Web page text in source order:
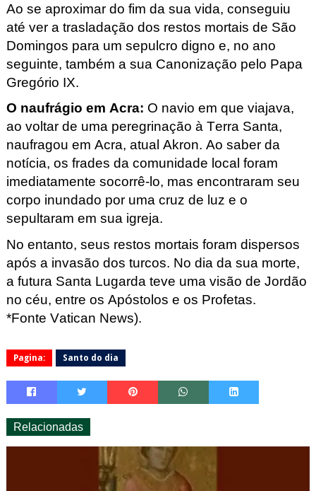
Ao se aproximar do fim da sua vida, conseguiu
até ver a trasladação dos restos mortais de São
Domingos para um sepulcro digno e, no ano
seguinte, também a sua Canonização pelo Papa
Gregório IX.
O naufrágio em Acra: O navio em que viajava,
ao voltar de uma peregrinação à Terra Santa,
naufragou em Acra, atual Akron. Ao saber da
notícia, os frades da comunidade local foram
imediatamente socorrê-lo, mas encontraram seu
corpo inundado por uma cruz de luz e o
sepultaram em sua igreja.
No entanto, seus restos mortais foram dispersos
após a invasão dos turcos. No dia da sua morte,
a futura Santa Lugarda teve uma visão de Jordão
no céu, entre os Apóstolos e os Profetas.
*Fonte Vatican News).
Pagina: Santo do dia
Relacionadas